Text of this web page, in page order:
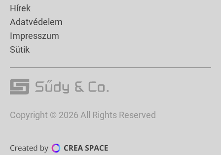
Hírek
Adatvédelem
Impresszum
Sütik
Copyright © 2026 All Rights Reserved